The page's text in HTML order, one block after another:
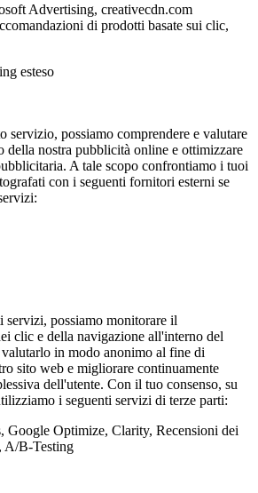
Advertising, creativecdn.com
di prodotti basate sui clic,
esteso
servizio, possiamo comprendere e valutare
della nostra pubblicità online e ottimizzare
A tale scopo confrontiamo i tuoi
con i seguenti fornitori esterni se
servizi, possiamo monitorare il
clic e della navigazione all'interno del
in modo anonimo al fine di
sito web e migliorare continuamente
dell'utente. Con il tuo consenso, su
i seguenti servizi di terze parti:
Google Optimize, Clarity, Recensioni dei
A/B-Testing